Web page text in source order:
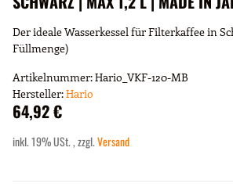
Der ideale Wasserkessel für Filterkaffee in
Füllmenge)
Artikelnummer:Hario_VKF-120-MB
Hersteller:Hario
64,92 €
inkl. 19% USt. , zzgl.Versand